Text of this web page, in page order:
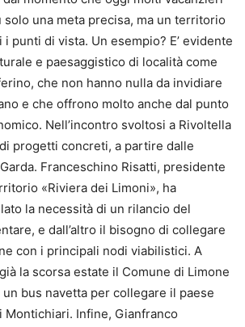
una meta precisa, ma un territorio
punti di vista. Un esempio? E’ evidente
e paesaggistico di località come
che non hanno nulla da invidiare
e che offrono molto anche dal punto
Nell’incontro svoltosi a Rivoltella
progetti concreti, a partire dalle
Franceschino Risatti, presidente
«Riviera dei Limoni», ha
la necessità di un rilancio del
e dall’altro il bisogno di collegare
con i principali nodi viabilistici. A
la scorsa estate il Comune di Limone
bus navetta per collegare il paese
Montichiari. Infine, Gianfranco